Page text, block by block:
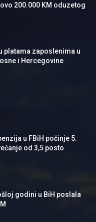
200.000 KM oduzetog
platama zaposlenima u
i Hercegovine
u FBiH počinje 5.
od 3,5 posto
godini u BiH poslala